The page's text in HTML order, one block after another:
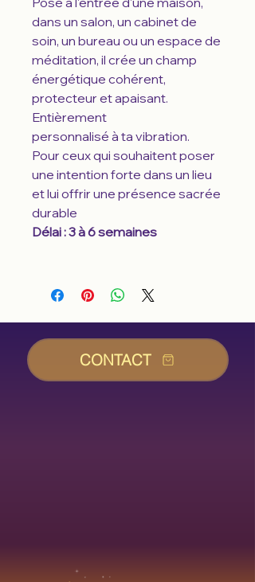
dans un salon, un cabinet de
soin, un bureau ou un espace de
méditation, il crée un champ
énergétique cohérent,
protecteur et apaisant.
Entièrement
personnalisé à ta vibration.
Pour ceux qui souhaitent poser
une intention forte dans un lieu
et lui offrir une présence sacrée
durable
Délai : 3 à 6 semaines
CONTACT